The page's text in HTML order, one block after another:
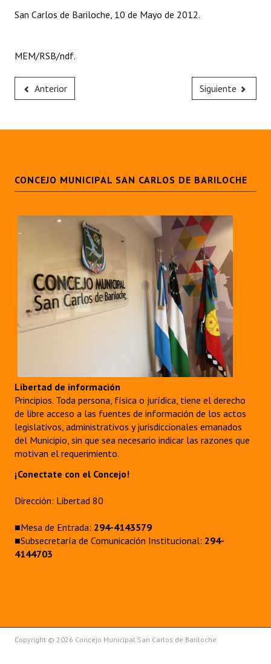
San Carlos de Bariloche, 10 de Mayo de 2012.
MEM/RSB/ndf.
Anterior Siguiente
CONCEJO MUNICIPAL SAN CARLOS DE BARILOCHE
Libertad de información
Principios. Toda persona, física o jurídica, tiene el derecho
de libre acceso a las fuentes de información de los actos
legislativos, administrativos y jurisdiccionales emanados
del Municipio, sin que sea necesario indicar las razones que
motivan el requerimiento.
¡Conectate con el Concejo!
Dirección: Libertad 80
■Mesa de Entrada: 294-4143579
■Subsecretaría de Comunicación Institucional: 294-
4144703
Copyright © 2026 Concejo Municipal San Carlos de Bariloche.